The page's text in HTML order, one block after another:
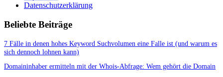
Datenschutzerklärung
Beliebte Beiträge
7 Fälle in denen hohes Keyword Suchvolumen eine Falle ist (und warum es
sich dennoch lohnen kann)
Domaininhaber ermitteln mit der Whois-Abfrage: Wem gehört die Domain